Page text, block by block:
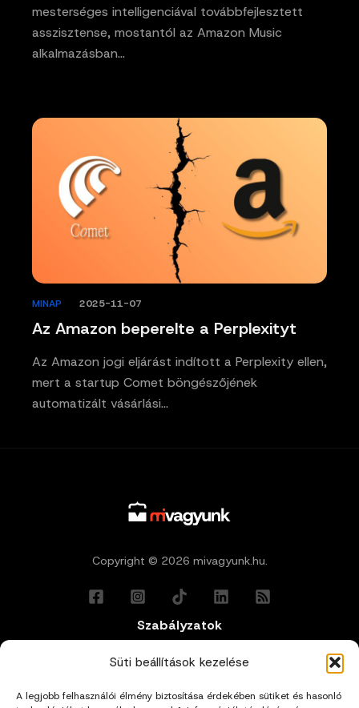
Süti beállítások kezelése
A legjobb felhasználói élmény biztosítása érdekében sütiket és hasonló
mesterséges intelligenciával továbbfejlesztett
asszisztense, mostantól az Amazon Music
alkalmazásban…
Az Amazon beperelte a Perplexityt
MINAP 2025-11-07
Az Amazon jogi eljárást indított a Perplexity ellen,
mert a startup Comet böngészőjének
automatizált vásárlási…
Copyright © 2026 mivagyunk.hu.
Szabályzatok
Általános Felhasználási Feltételek
Adatkezelési Tájékoztató